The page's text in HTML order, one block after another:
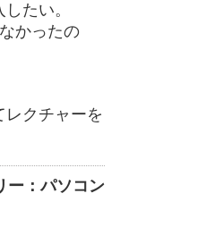
たい。
かったの
クチャーを
ー：パソコン